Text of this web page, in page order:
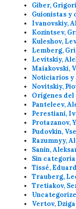
Giber,
Guionistas y
Ivanovskiy,
Kozintsev,
Kuleshov,
Lemberg,
Levitskiy,
Maiakovski,
Noticiarios y
Novitskiy,
Orígenes del
Panteleev,
Perestiani,
Protazanov,
Pudovkin,
Razumnyy,
Sanin,
Sin categoría
Tissé, Eduard
Trauberg,
Tretiakov,
Vertov, Dziga